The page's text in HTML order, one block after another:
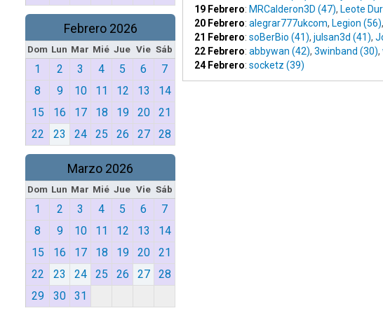
Febrero 2026
Dom Lun Mar Mié Jue Vie Sáb
1 2 3 4 5 6
7
8
9 10 11 12 13
14
15
16 17 18 19 20
21
22
23 24 25 26 27 28
Marzo 2026
Dom Lun Mar Mié Jue Vie Sáb
1 2 3 4 5 6
7
8
9 10 11 12 13
14
15
16 17 18 19 20
21
22
23 24 25 26 27
28
29
30 31
19 Febrero: MRCalderon3D (47), Leote
20 Febrero: alegrar777ukcom, Legion (56),
21 Febrero: soBerBio (41), julsan3d (41),
22 Febrero: abbywan (42), 3winband (30),
24 Febrero: socketz (39)